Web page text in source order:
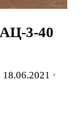
3-40
·